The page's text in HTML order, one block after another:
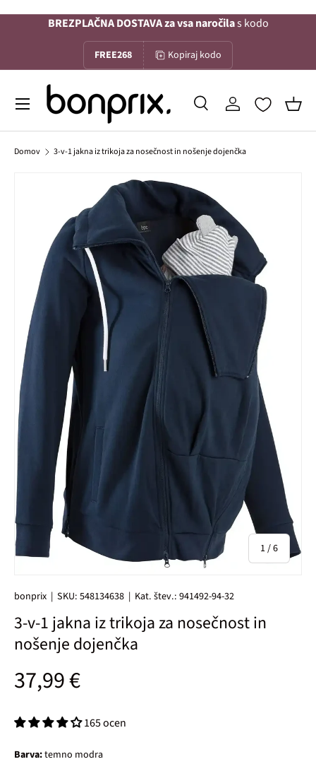
Na vsebino
BREZPLAČNA DOSTAVA za vsa naročilas kodo
FREE268 Kopiraj kodo
Iskanje
IskanjePrijava
Menu
Domov 3-v-1 jakna iz trikoja za nosečnost in nošenje dojenčka
Preskoči na informacije o izdelku
Slika 1 je zdaj na voljo v galerijskem pogledu
1/od
6
bonprix | SKU: 548134638 | Kat. štev.: 941492-94-32
3-v-1 jakna iz trikoja za nosečnost in
nošenje dojenčka
Običajna cena
37,99 €
165 ocen
Barva:temno modra